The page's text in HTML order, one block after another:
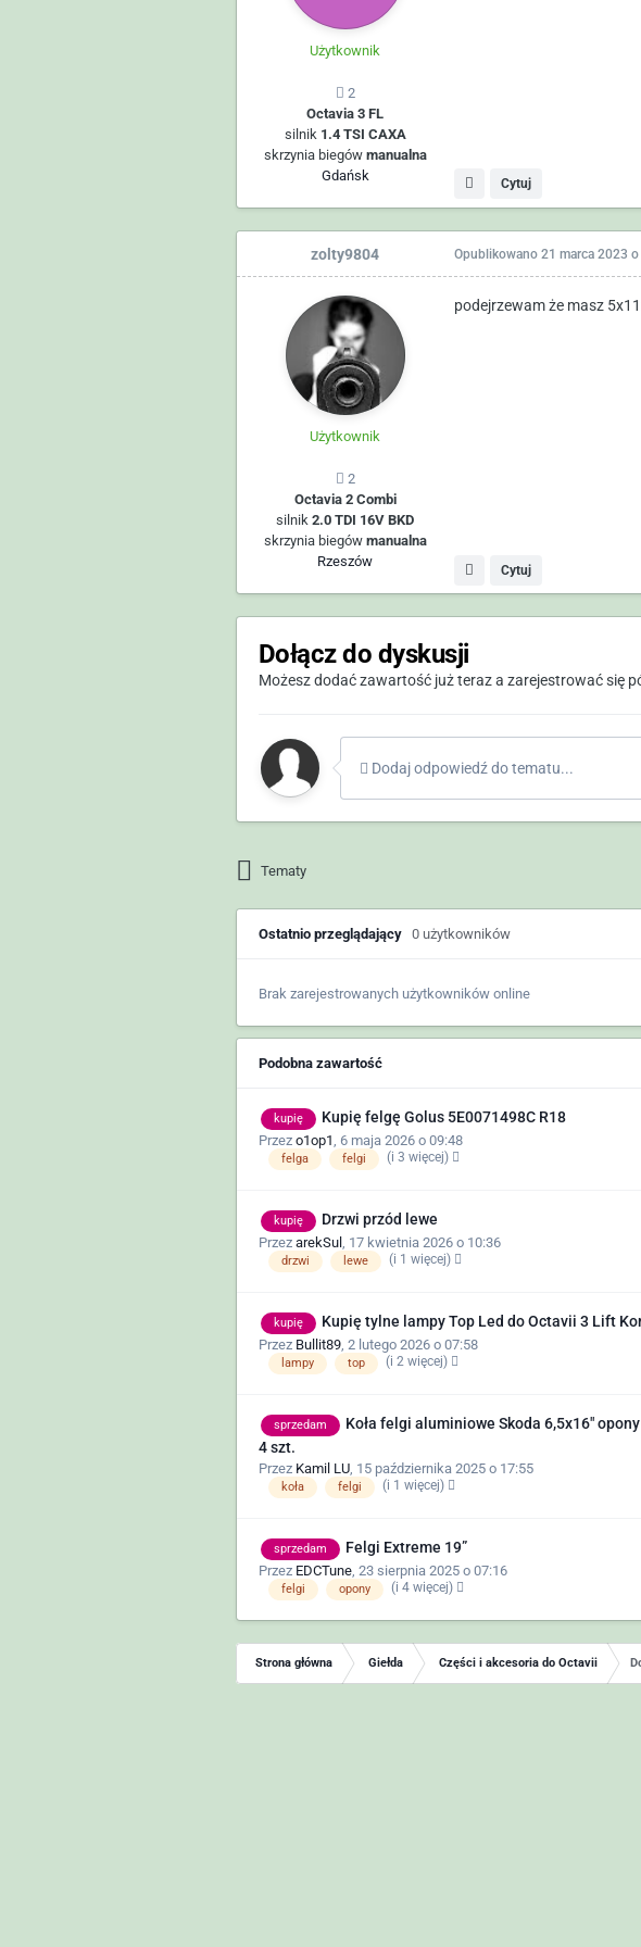
Użytkownik
2
Octavia 3 FL
silnik 1.4 TSI CAXA
skrzynia biegów manualna
Gdańsk
Cytuj
zolty9804
Użytkownik
2
Octavia 2 Combi
silnik2.0 TDI 16V BKD
skrzynia biegów manualna
Rzeszów
Opublikowano 21 marca 2023
podejrzewam że masz
Cytuj
Dołącz do dyskusji
Możesz dodać zawartość już teraz a zarejestrować się
Dodaj odpowiedź do tematu...
Tematy
Ostatnio przeglądający 0 użytkowników
Brak zarejestrowanych użytkowników online
Podobna zawartość
kupię Kupię felgę Golus 5E0071498C R18
Przez o1op1 6 maja 2026 o 09:48
felga felgi (i 3 więcej)
kupię Drzwi przód lewe
Przez arekSul, 17 kwietnia 2026 o 10:36
drzwi lewe (i 1 więcej)
kupię Kupię tylne lampy Top Led do Octavii 3 Lift
Przez Bullit89, 2 lutego 2026 o 07:58
lampy top (i 2 więcej)
sprzedam
Koła felgi aluminiowe Skoda 6,5x16"
4 szt.
Przez Kamil LU, 15 października 2025 o 17:55
koła felgi (i 1 więcej)
sprzedam Felgi Extreme 19”
Przez EDCTune, 23 sierpnia 2025 o 07:16
felgi opony (i 4 więcej)
Strona główna Giełda Części i akcesoria do Octavii